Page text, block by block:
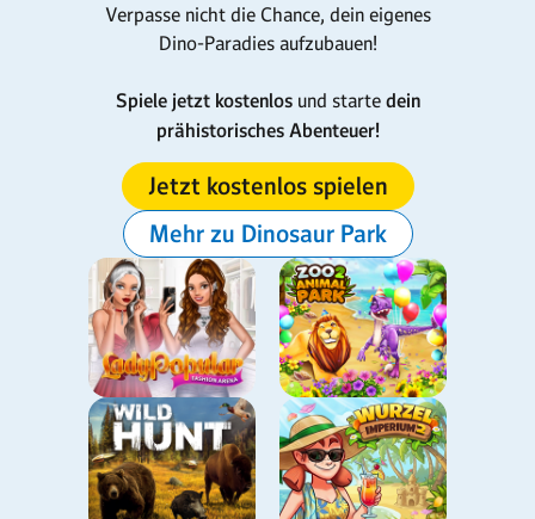
Verpasse nicht die Chance, dein eigenes
Dino-Paradies aufzubauen!
Spiele jetzt kostenlos und starte dein
prähistorisches Abenteuer!
Jetzt kostenlos spielen
Mehr zu Dinosaur Park